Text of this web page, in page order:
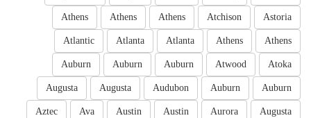
Astoria
Atchison
Athens
Athens
Athens
Athens
Athens
Atlanta
Atlanta
Atlantic
Atoka
Atwood
Auburn
Auburn
Auburn
Auburn
Auburn
Audubon
Augusta
Augusta
Augusta
Aurora
Austin
Austin
Ava
Aztec